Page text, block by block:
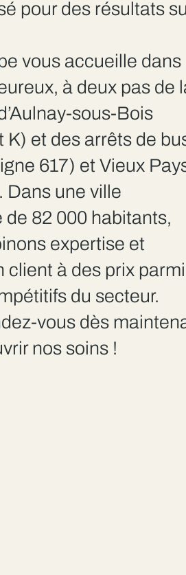
pour des résultats
vous accueille dans
à deux pas de
sous-Bois
K) et des arrêts de
617) et Vieux
Dans une ville
de 82 000 habitants,
expertise et
client à des prix parmi
du secteur.
vous dès
nos soins !